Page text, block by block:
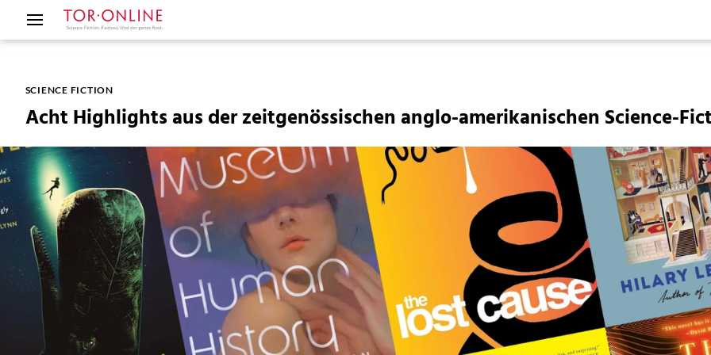
SCIENCE FICTION
Acht Highlights aus der zeitgenössischen anglo-amerikanischen Science-